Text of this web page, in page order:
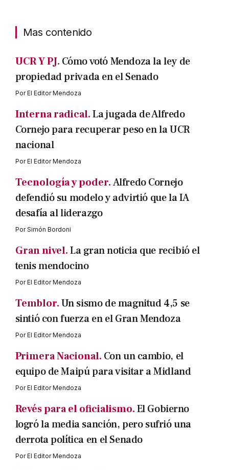
Mas contenido
UCR Y PJ. Cómo votó Mendoza la ley de
propiedad privada en el Senado
PorEl Editor Mendoza
Interna radical.La jugada de Alfredo
Cornejo para recuperar peso en la UCR
nacional
PorEl Editor Mendoza
Tecnología y poder.Alfredo Cornejo
defendió su modelo y advirtió que la IA
desafía al liderazgo
PorSimón Bordoni
Gran nivel.La gran noticia que recibió el
tenis mendocino
PorEl Editor Mendoza
Temblor.Un sismo de magnitud 4,5 se
sintió con fuerza en el Gran Mendoza
PorEl Editor Mendoza
Primera Nacional. Con un cambio, el
equipo de Maipú para visitar a Midland
PorEl Editor Mendoza
Revés para el oficialismo.El Gobierno
logró la media sanción, pero sufrió una
derrota política en el Senado
PorEl Editor Mendoza